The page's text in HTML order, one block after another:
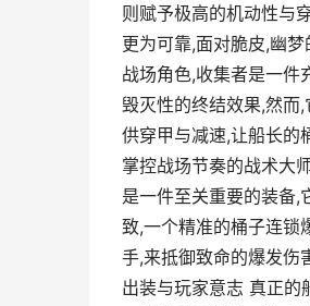
则赋予极高的机动性与
更为可靠,面对脆皮,幽
战场角色,收集者是一件
毁灭性的终结效果,然而
供穿甲与减速,让船长的
掌控战场节奏的战术大
是一件至关重要的装备,
致,一个精准的桶子连锁
手,来抵御致命的爆发伤
出装与玩家意志 真正的